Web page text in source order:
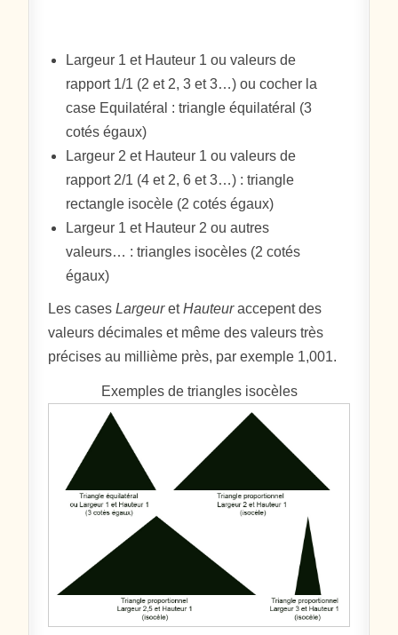
Largeur 1 et Hauteur 1 ou valeurs de
rapport 1/1 (2 et 2, 3 et 3…) ou cocher la
case Equilatéral : triangle équilatéral (3
cotés égaux)
Largeur 2 et Hauteur 1 ou valeurs de
rapport 2/1 (4 et 2, 6 et 3…) : triangle
rectangle isocèle (2 cotés égaux)
Largeur 1 et Hauteur 2 ou autres
valeurs… : triangles isocèles (2 cotés
égaux)
Les casesLargeuretHauteuraccepent des
valeurs décimales et même des valeurs très
précises au millième près, par exemple 1,001.
Exemples de triangles isocèles